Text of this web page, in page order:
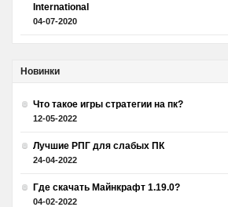
International
04-07-2020
Новинки
Что такое игры стратегии на пк?
12-05-2022
Лучшие РПГ для слабых ПК
24-04-2022
Где скачать Майнкрафт 1.19.0?
04-02-2022